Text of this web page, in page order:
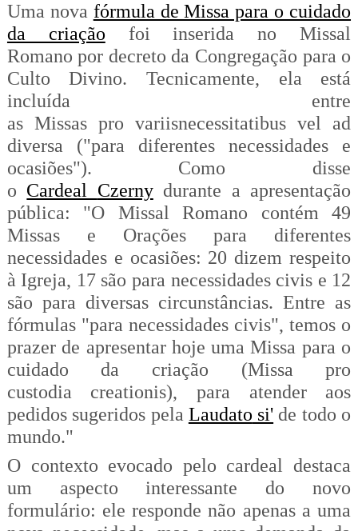
Uma nova fórmula de Missa para o cuidado
da criação foi inserida no Missal
Romano por decreto da Congregação para o
Culto Divino. Tecnicamente, ela está
incluída entre
as Missas pro variisnecessitatibus vel ad
diversa ("para diferentes necessidades e
ocasiões"). Como disse
o Cardeal Czernydurante a apresentação
pública: "O Missal Romano contém 49
Missas e Orações para diferentes
necessidades e ocasiões: 20 dizem respeito
à Igreja, 17 são para necessidades civis e 12
são para diversas circunstâncias. Entre as
fórmulas "para necessidades civis", temos o
prazer de apresentar hoje uma Missa para o
cuidado da criação (Missa pro
custodia creationis), para atender aos
pedidos sugeridos pela Laudato si' de todo o
mundo."
O contexto evocado pelo cardeal destaca
um aspecto interessante do novo
formulário: ele responde não apenas a uma